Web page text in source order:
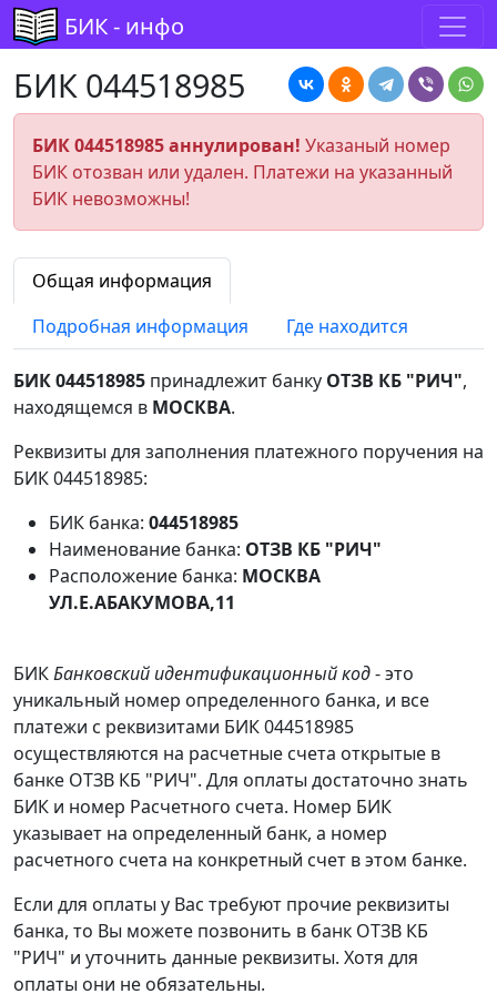
БИК - инфо
БИК 044518985
БИК 044518985 аннулирован! Указаный номер
БИК отозван или удален. Платежи на указанный
БИК невозможны!
Общая информация
Подробная информация
Где находится
БИК 044518985 принадлежит банку ОТЗВ КБ "РИЧ",
находящемся в МОСКВА.
Реквизиты для заполнения платежного поручения на
БИК 044518985:
БИК банка: 044518985
Наименование банка: ОТЗВ КБ "РИЧ"
Расположение банка: МОСКВА
УЛ.Е.АБАКУМОВА,11
БИКБанковский идентификационный код- это
уникальный номер определенного банка, и все
платежи с реквизитами БИК 044518985
осуществляются на расчетные счета открытые в
банке ОТЗВ КБ "РИЧ". Для оплаты достаточно знать
БИК и номер Расчетного счета. Номер БИК
указывает на определенный банк, а номер
расчетного счета на конкретный счет в этом банке.
Если для оплаты у Вас требуют прочие реквизиты
банка, то Вы можете позвонить в банк ОТЗВ КБ
"РИЧ" и уточнить данные реквизиты. Хотя для
оплаты они не обязательны.